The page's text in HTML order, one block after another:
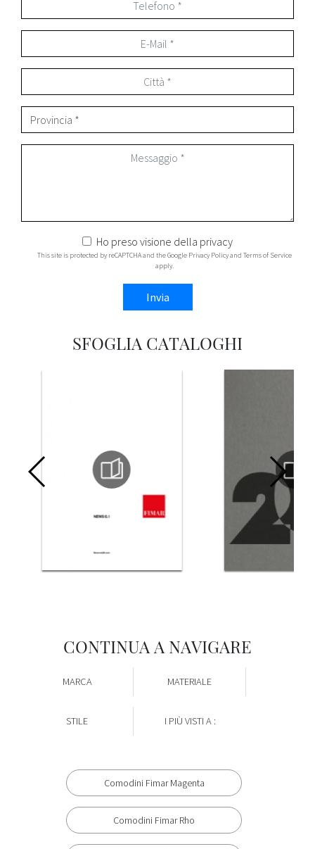
Ho preso visione della privacy
This site is protected by reCAPTCHA and the Google Privacy Policyand Terms of Service
apply.
Invia
SFOGLIA CATALOGHI
CONTINUA A NAVIGARE
MARCA MATERIALE
STILE I PIÙ VISTI A :
Comodini Fimar Magenta
Comodini Fimar Rho